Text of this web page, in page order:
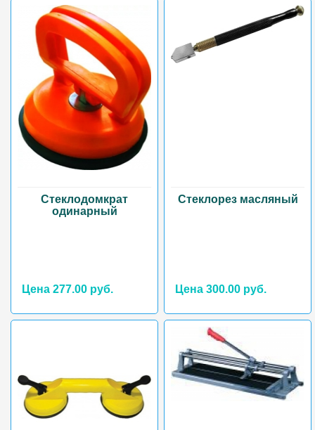
Стеклодомкрат
одинарный
Цена 277.00 руб.
Стеклорез масляный
Цена 300.00 руб.